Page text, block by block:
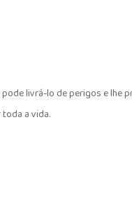
livrá-lo de perigos e lhe
a vida.